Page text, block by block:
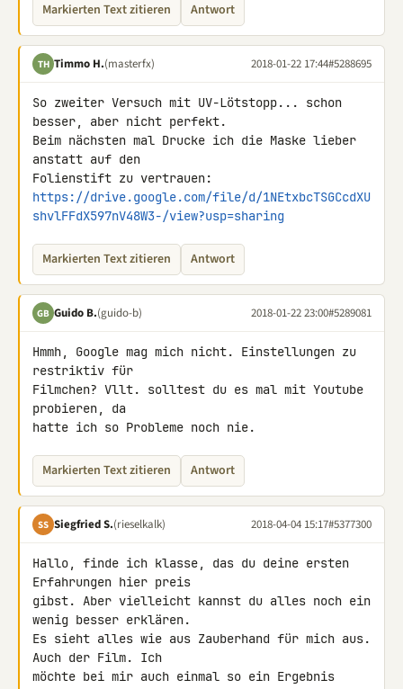
Markierten Text zitieren Antwort
TH Timmo H.(masterfx) 2018-01-22 17:44#5288695
So zweiter Versuch mit UV-Lötstopp... schon
besser, aber nicht perfekt.
Beim nächsten mal Drucke ich die Maske lieber
anstatt auf den
https://drive.google.com/file/d/1NEtxbcTSGCcdXU
shvlFFdX597nV48W3-/view?usp=sharing
Markierten Text zitieren Antwort
GB Guido B.(guido-b) 2018-01-22 23:00#5289081
Hmmh, Google mag mich nicht. Einstellungen zu
restriktiv für
Filmchen? Vllt. solltest du es mal mit Youtube
probieren, da
hatte ich so Probleme noch nie.
Markierten Text zitieren Antwort
SS Siegfried S.(rieselkalk) 2018-04-04 15:17#5377300
Hallo, finde ich klasse, das du deine ersten
Erfahrungen hier preis
gibst. Aber vielleicht kannst du alles noch ein
wenig besser erklären.
Es sieht alles wie aus Zauberhand für mich aus.
Auch der Film. Ich
möchte bei mir auch einmal so ein Ergebnis